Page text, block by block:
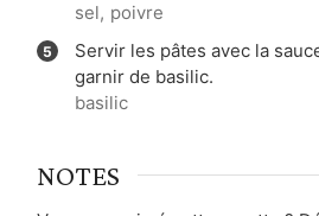
sel, poivre
Servir les pâtes avec la
garnir de basilic.
basilic
NOTES